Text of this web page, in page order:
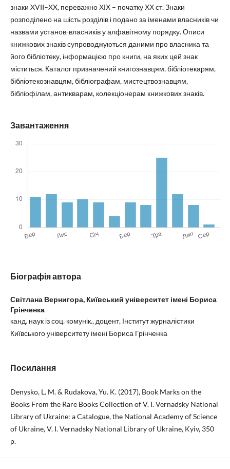
знаки XVII–XX, переважно ХІХ – початку ХХ ст. Знаки
розподілено на шість розділів і подано за іменами власників чи
назвами установ-власників у алфавітному порядку. Описи
книжкових знаків супроводжуються даними про власника та
його бібліотеку, інформацією про книги, на яких цей знак
міститься. Каталог призначений книгознавцям, бібліотекарям,
бібліотекознавцям, бібліографам, мистецтвознавцям,
бібліофілам, антикварам, колекціонерам книжкових знаків.
Завантаження
Біографія автора
Світлана Вернигора, Київський університет імені Бориса
Грінченка
канд. наук із соц. комунік., доцент, Інститут журналістики
Київського університету імені Бориса Грінченка
Посилання
Denysko, L. M. & Rudakova, Yu. K. (2017), Book Marks on the
Books From the Rare Books Collection of V. I. Vernadsky National
Library of Ukraine: a Catalogue, the National Academy of Science
of Ukraine, V. I. Vernadsky National Library of Ukraine, Kyiv, 350
p.